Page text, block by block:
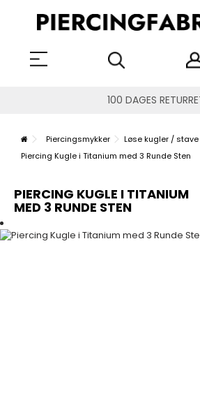
100 DAGES
Piercingsmykker Løse kugler / stave
Piercing Kugle i Titanium med 3 Runde Sten
PIERCING KUGLE I TITANIUM
MED 3 RUNDE STEN